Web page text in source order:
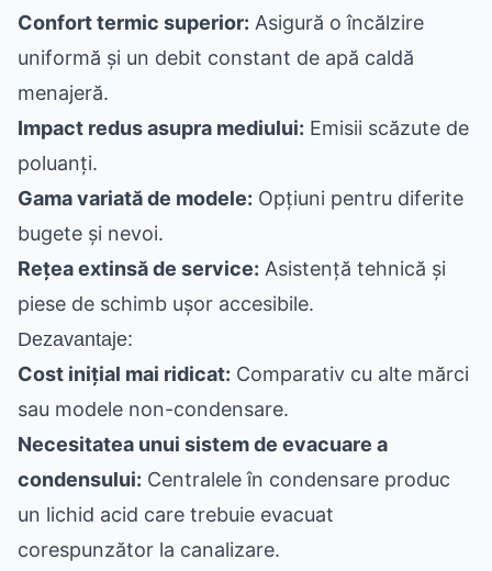
Confort termic superior: Asigură o încălzire
uniformă și un debit constant de apă caldă
menajeră.
Impact redus asupra mediului: Emisii scăzute de
poluanți.
Gama variată de modele: Opțiuni pentru diferite
bugete și nevoi.
Rețea extinsă de service: Asistență tehnică și
piese de schimb ușor accesibile.
Dezavantaje:
Cost inițial mai ridicat: Comparativ cu alte mărci
sau modele non-condensare.
Necesitatea unui sistem de evacuare a
condensului: Centralele în condensare produc
un lichid acid care trebuie evacuat
corespunzător la canalizare.